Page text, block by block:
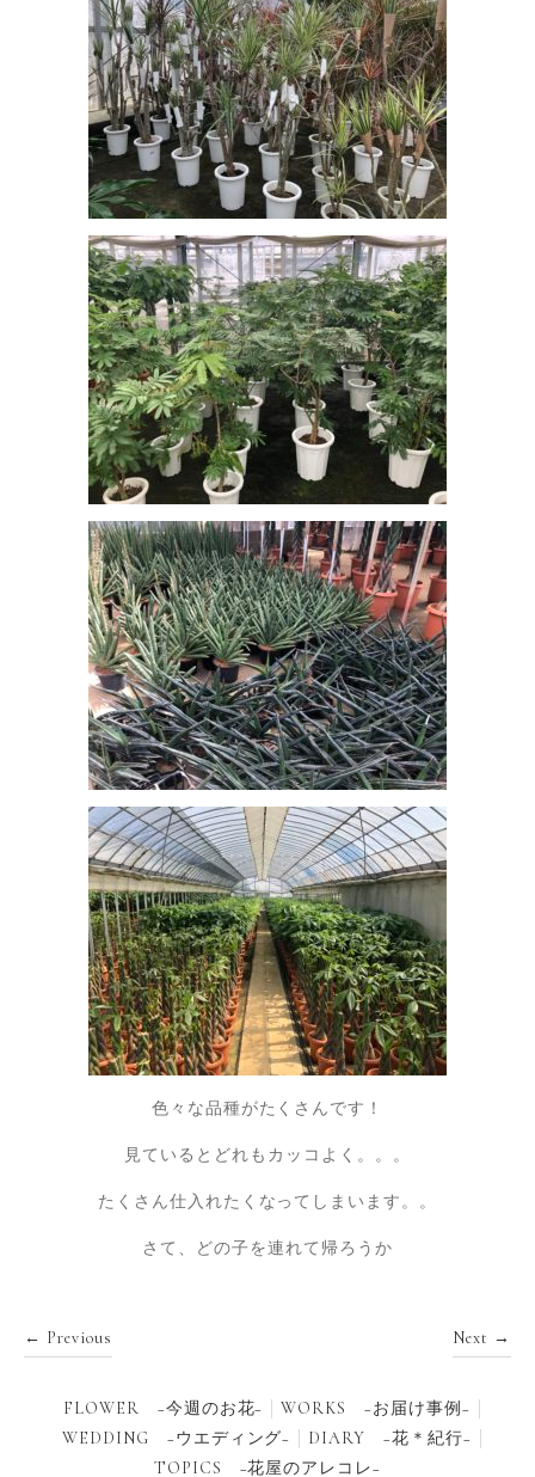
色々な品種がたくさんです！
見ているとどれもカッコよく。。。
たくさん仕入れたくなってしまいます。。
さて、どの子を連れて帰ろうか
← Previous Next →
FLOWER −今週のお花−
WORKS −お届け事例−
WEDDING −ウエディング−
DIARY −花＊紀行−
TOPICS −花屋のアレコレ−